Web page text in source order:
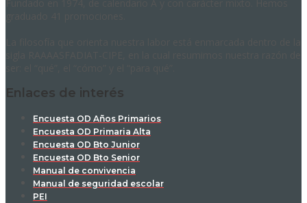
Enlaces de interés
Encuesta OD Años Primarios
Encuesta OD Primaria Alta
Encuesta OD Bto Junior
Encuesta OD Bto Senior
Manual de convivencia
Manual de seguridad escolar
PEI